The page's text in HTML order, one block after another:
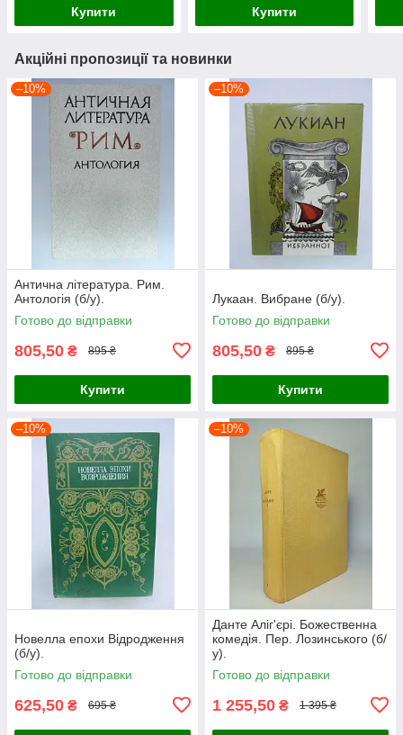
Купити Купити
Акційні пропозиції та новинки
–10%
Антична література. Рим.
Антологія (б/у).
Готово до відправки
805,50 ₴ 895 ₴
Купити
–10%
Лукаан. Вибране (б/у).
Готово до відправки
805,50 ₴ 895 ₴
Купити
–10%
Новелла епохи Відродження
(б/у).
Готово до відправки
625,50 ₴ 695 ₴
–10%
Данте Аліг'єрі. Божественна
комедія. Пер. Лозинського (б/
у).
Готово до відправки
1 255,50 ₴ 1 395 ₴